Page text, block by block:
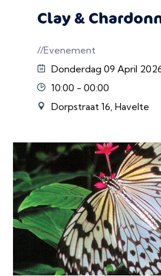
Clay &
//Evenement
Donderdag 09 April 2026
10:00 - 00:00
Dorpstraat 16, Havelte